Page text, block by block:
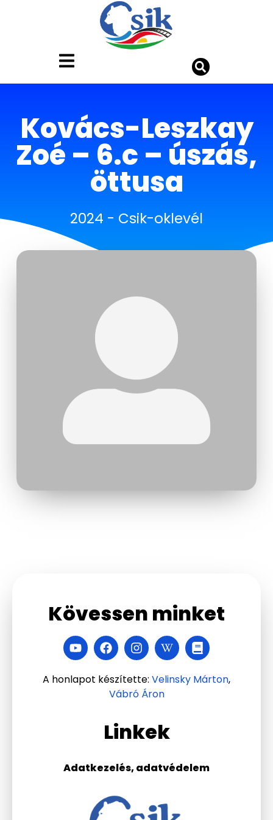
Kovács-Leszkay
Zoé – 6.c – úszás,
öttusa
2024 - Csik-oklevél
Linkek
Adatkezelés, adatvédelem
Kövessen minket
A honlapot készítette: Velinsky Márton,
Vábró Áron